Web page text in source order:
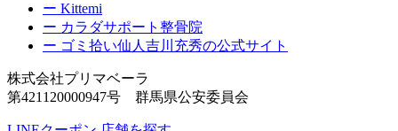
ー Kittemi
ー カラダサポート整骨院
ー ゴミ拾い仙人吉川充秀の公式サイト
株式会社プリマベーラ
第421120000947号 群馬県公安委員会